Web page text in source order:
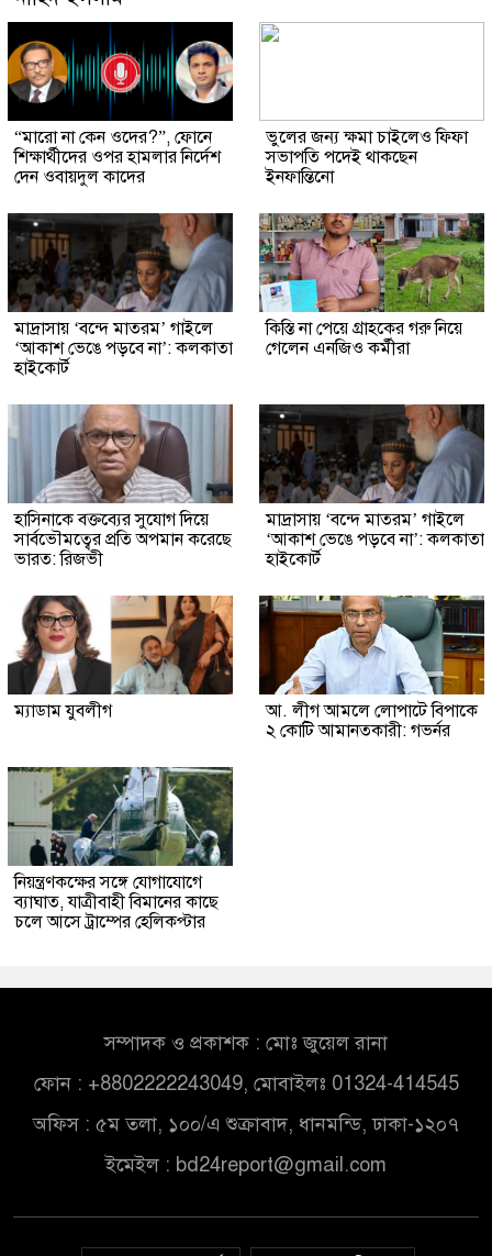
“মারো না কেন ওদের?”, ফোনে
শিক্ষার্থীদের ওপর হামলার নির্দেশ
দেন ওবায়দুল কাদের
ভুলের জন্য ক্ষমা চাইলেও ফিফা
সভাপতি পদেই থাকছেন
ইনফান্তিনো
মাদ্রাসায় ‘বন্দে মাতরম’ গাইলে
‘আকাশ ভেঙে পড়বে না’: কলকাতা
হাইকোর্ট
কিস্তি না পেয়ে গ্রাহকের গরু নিয়ে
গেলেন এনজিও কর্মীরা
হাসিনাকে বক্তব্যের সুযোগ দিয়ে
সার্বভৌমত্বের প্রতি অপমান করেছে
ভারত: রিজভী
মাদ্রাসায় ‘বন্দে মাতরম’ গাইলে
‘আকাশ ভেঙে পড়বে না’: কলকাতা
হাইকোর্ট
ম্যাডাম যুবলীগ
আ. লীগ আমলে লোপাটে বিপাকে
২ কোটি আমানতকারী: গভর্নর
নিয়ন্ত্রণকক্ষের সঙ্গে যোগাযোগে
ব্যাঘাত, যাত্রীবাহী বিমানের কাছে
চলে আসে ট্রাম্পের হেলিকপ্টার
সম্পাদক ও প্রকাশক : মোঃ জুয়েল রানা
ফোন : +8802222243049, মোবাইলঃ 01324-414545
অফিস : ৫ম তলা, ১০০/এ শুক্রাবাদ, ধানমন্ডি, ঢাকা-১২০৭
ইমেইল : bd24report@gmail.com